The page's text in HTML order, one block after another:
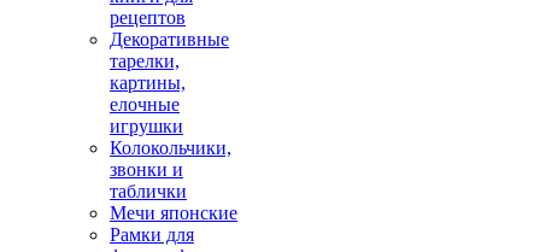
рецептов
Декоративные
тарелки,
картины,
елочные
игрушки
Колокольчики,
звонки и
таблички
Мечи японские
Рамки для